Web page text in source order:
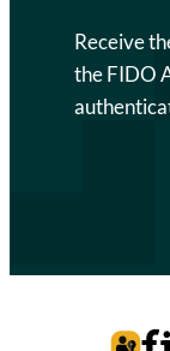
Receive
the FIDO